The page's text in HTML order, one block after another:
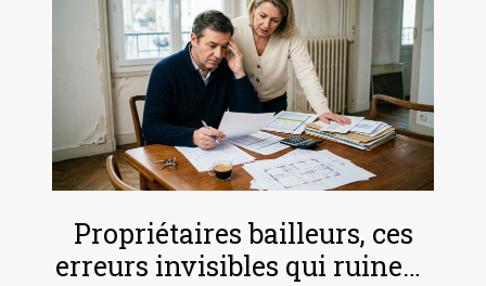
Propriétaires bailleurs, ces
erreurs invisibles qui ruinent